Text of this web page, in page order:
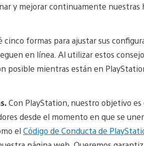
y mejorar continuamente nuestras
cinco formas para ajustar sus
en línea. Al utilizar estos
posible mientras están en
Con PlayStation, nuestro objetivo
desde el momento en que se
el Código de Conducta de